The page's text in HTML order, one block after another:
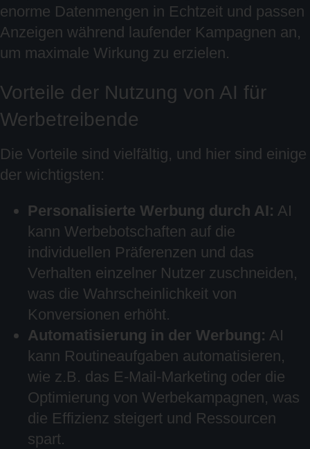
enorme Datenmengen in Echtzeit und passen
Anzeigen während laufender Kampagnen an,
um maximale Wirkung zu erzielen.
Vorteile der Nutzung von AI für
Werbetreibende
Die Vorteile sind vielfältig, und hier sind einige
der wichtigsten:
Personalisierte Werbung durch AI: AI
kann Werbebotschaften auf die
individuellen Präferenzen und das
Verhalten einzelner Nutzer zuschneiden,
was die Wahrscheinlichkeit von
Konversionen erhöht.
Automatisierung in der Werbung: AI
kann Routineaufgaben automatisieren,
wie z.B. das E-Mail-Marketing oder die
Optimierung von Werbekampagnen, was
die Effizienz steigert und Ressourcen
spart.